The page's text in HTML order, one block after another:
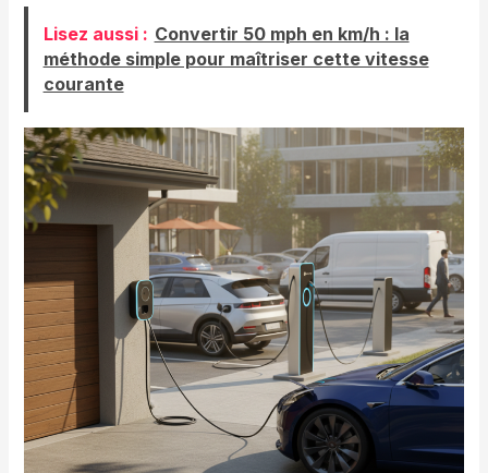
Lisez aussi : Convertir 50 mph en km/h : la
méthode simple pour maîtriser cette vitesse
courante